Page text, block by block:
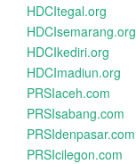
HDCItegal.org
HDCIsemarang.org
HDCIkediri.org
HDCImadiun.org
PRSIaceh.com
PRSIsabang.com
PRSIdenpasar.com
PRSIcilegon.com